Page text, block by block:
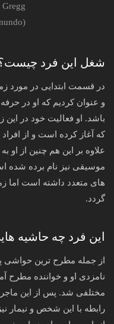
شغل این فرد
در قسمت ابتدایی در مورد
و عنوان کردیم که او در
باشد. او فعالیت خود در
که آغاز کرده است و از
علاوه بر این هم چنین از او
موسیقی نیز نام برده شده
های متعدد داشته است اما
گردد.
این فرد چه حاشیه
از جمله مطرح ترین حواشی
نامزدی او و خواننده مطرح
مختلفی شد. پس از این
رابطه با این شخص و نیمار